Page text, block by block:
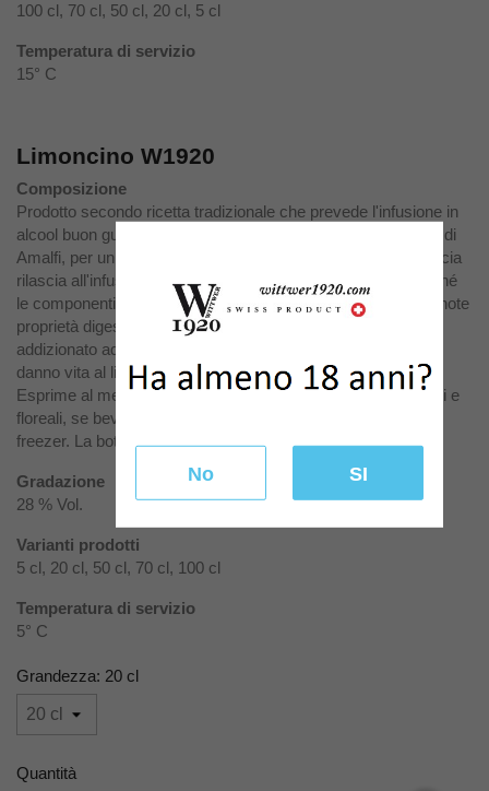
No SI
100 cl, 70 cl, 50 cl, 20 cl, 5 cl
Temperatura di servizio
15° C
Limoncino W1920
Composizione
Prodotto secondo ricetta tradizionale che prevede l'infusione in
alcool buon gusto di bucce di limone, provenienti dalla costa di
Amalfi, per un periodo di 10-12 giorni. In questo modo la buccia
rilascia all'infuso i propri, profumatissimi, olii essenziali nonché
le componenti, naturalmente presenti nella buccia, aventi le note
proprietà digestive. L'infuso così caratterizzato viene
addizionato ad una base di acqua e zucchero che, insieme,
danno vita al liquore.
Esprime al meglio le sue caratteristiche aromatiche, fragranti e
floreali, se bevuto molto freddo, anche in bicchieri brinati nel
freezer. La bottiglia si conserva nel freezer.
Gradazione
28 % Vol.
Varianti prodotti
5 cl, 20 cl, 50 cl, 70 cl, 100 cl
Temperatura di servizio
5° C
Grandezza: 20 cl
Quantità